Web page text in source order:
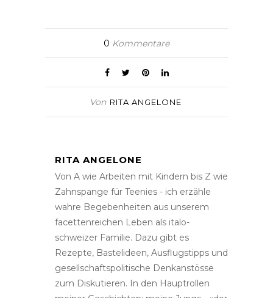
0 Kommentare
Von RITA ANGELONE
RITA ANGELONE
Von A wie Arbeiten mit Kindern bis Z wie
Zahnspange für Teenies - ich erzähle
wahre Begebenheiten aus unserem
facettenreichen Leben als italo-
schweizer Familie. Dazu gibt es
Rezepte, Bastelideen, Ausflugstipps und
gesellschaftspolitische Denkanstösse
zum Diskutieren. In den Hauptrollen